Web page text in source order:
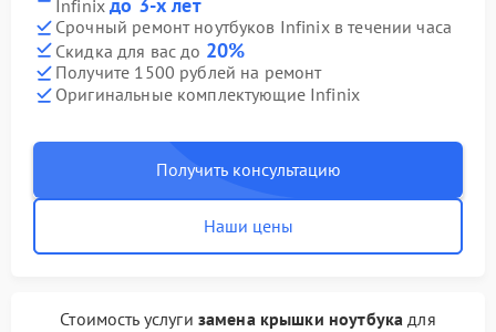
Infinix
Срочный ремонт ноутбуков Infinix в течении часа
Скидка для вас до 20%
Получите 1500 рублей на ремонт
Оригинальные комплектующие Infinix
Получить консультацию
Наши цены
Стоимость услуги замена крышки ноутбука для